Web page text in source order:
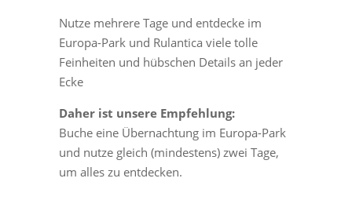
Nutze mehrere Tage und entdecke im
Europa-Park und Rulantica viele tolle
Feinheiten und hübschen Details an jeder
Ecke
Daher ist unsere Empfehlung:
Buche eine Übernachtung im Europa-Park
und nutze gleich (mindestens) zwei Tage,
um alles zu entdecken.